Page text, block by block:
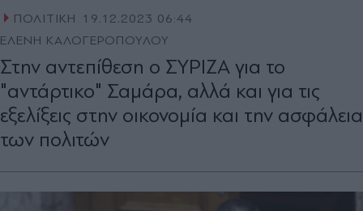
ΠΟΛΙΤΙΚΗ
19.12.2023 06:44
ΕΛΕΝΗ ΚΑΛΟΓΕΡΟΠΟΥΛΟΥ
Στην αντεπίθεση ο ΣΥΡΙΖΑ για το
"αντάρτικο" Σαμάρα, αλλά και για τις
εξελίξεις στην οικονομία και την ασφάλεια
των πολιτών